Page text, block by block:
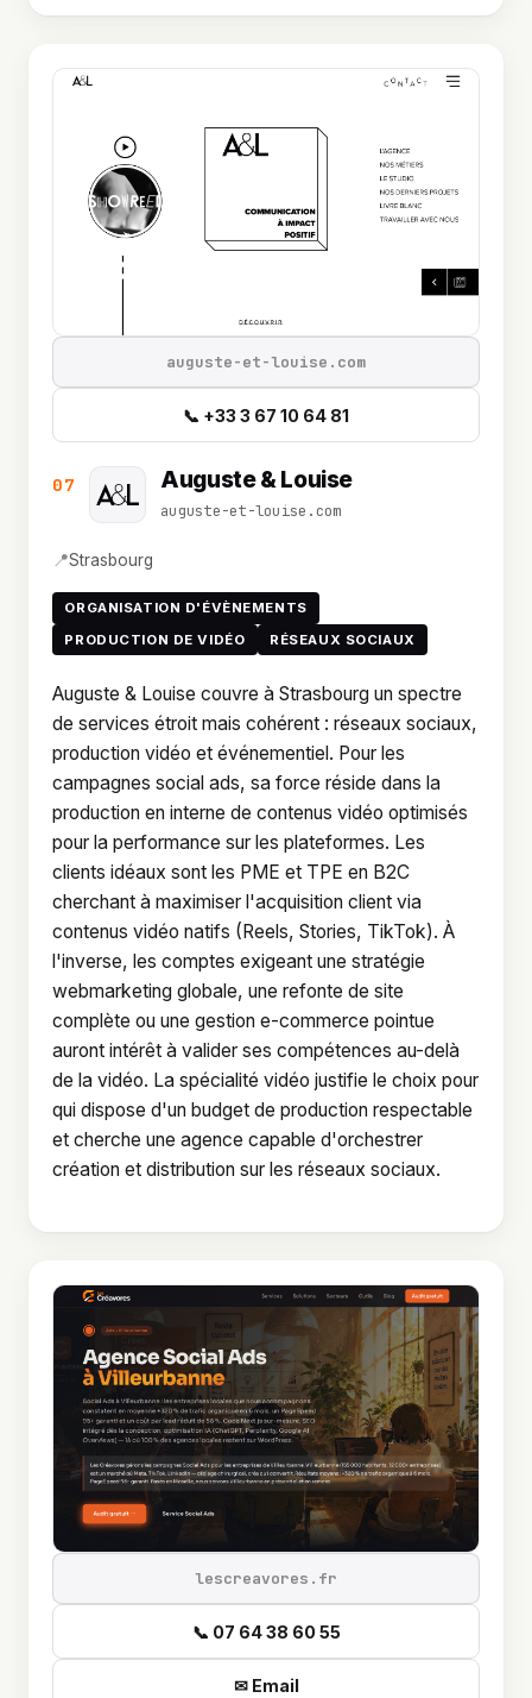
07 Auguste & Louise
auguste-et-louise.com
📍Strasbourg
ORGANISATION D'ÉVÈNEMENTS
PRODUCTION DE VIDÉO
RÉSEAUX SOCIAUX
Auguste & Louise couvre à Strasbourg un spectre
de services étroit mais cohérent : réseaux sociaux,
production vidéo et événementiel. Pour les
campagnes social ads, sa force réside dans la
production en interne de contenus vidéo optimisés
pour la performance sur les plateformes. Les
clients idéaux sont les PME et TPE en B2C
cherchant à maximiser l'acquisition client via
contenus vidéo natifs (Reels, Stories, TikTok). À
l'inverse, les comptes exigeant une stratégie
webmarketing globale, une refonte de site
complète ou une gestion e-commerce pointue
auront intérêt à valider ses compétences au-delà
de la vidéo. La spécialité vidéo justifie le choix pour
qui dispose d'un budget de production respectable
et cherche une agence capable d'orchestrer
création et distribution sur les réseaux sociaux.
auguste-et-louise.com
📞 +33 3 67 10 64 81
lescreavores.fr
📞 07 64 38 60 55
✉ Email